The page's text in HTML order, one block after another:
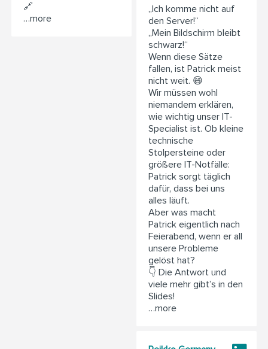
🔗
…more
„Ich komme nicht auf
den Server!“
„Mein Bildschirm bleibt
schwarz!“
Wenn diese Sätze
fallen, ist Patrick meist
nicht weit. 😄
Wir müssen wohl
niemandem erklären,
wie wichtig unser IT-
Specialist ist. Ob kleine
technische
Stolpersteine oder
größere IT-Notfälle:
Patrick sorgt täglich
dafür, dass bei uns
alles läuft.
Aber was macht
Patrick eigentlich nach
Feierabend, wenn er all
unsere Probleme
gelöst hat?
👇 Die Antwort und
viele mehr gibt’s in den
Slides!
…more